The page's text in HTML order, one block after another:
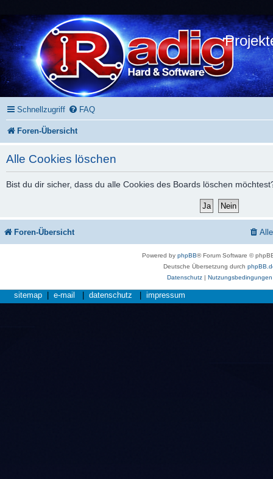
Schnellzugriff FAQ
Foren-Übersicht
Alle Cookies löschen
Bist du dir sicher, dass du alle Cookies des Boards löschen
Foren-Übersicht
Powered byphpBB® Forum Software ©
Deutsche Übersetzung durch
Datenschutz| Nutzungsbedingungen
sitemap e-mail datenschutz impressum